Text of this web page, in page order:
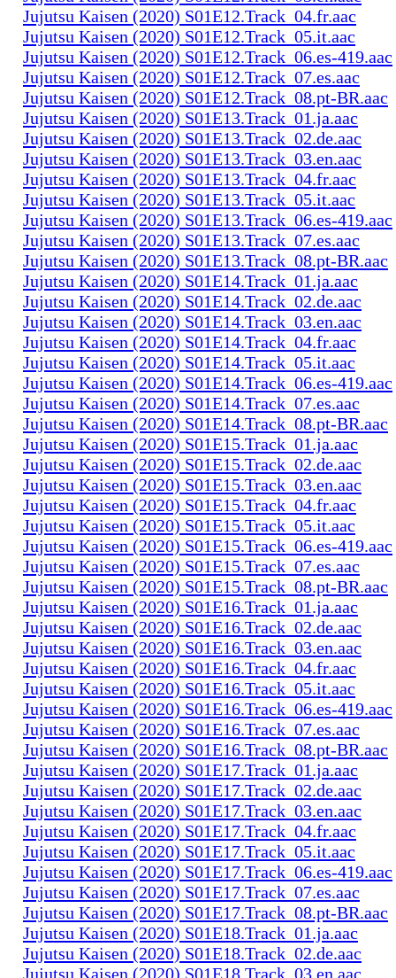
Jujutsu Kaisen (2020) S01E12.Track_04.fr.aac
Jujutsu Kaisen (2020) S01E12.Track_05.it.aac
Jujutsu Kaisen (2020) S01E12.Track_06.es-419.aac
Jujutsu Kaisen (2020) S01E12.Track_07.es.aac
Jujutsu Kaisen (2020) S01E12.Track_08.pt-BR.aac
Jujutsu Kaisen (2020) S01E13.Track_01.ja.aac
Jujutsu Kaisen (2020) S01E13.Track_02.de.aac
Jujutsu Kaisen (2020) S01E13.Track_03.en.aac
Jujutsu Kaisen (2020) S01E13.Track_04.fr.aac
Jujutsu Kaisen (2020) S01E13.Track_05.it.aac
Jujutsu Kaisen (2020) S01E13.Track_06.es-419.aac
Jujutsu Kaisen (2020) S01E13.Track_07.es.aac
Jujutsu Kaisen (2020) S01E13.Track_08.pt-BR.aac
Jujutsu Kaisen (2020) S01E14.Track_01.ja.aac
Jujutsu Kaisen (2020) S01E14.Track_02.de.aac
Jujutsu Kaisen (2020) S01E14.Track_03.en.aac
Jujutsu Kaisen (2020) S01E14.Track_04.fr.aac
Jujutsu Kaisen (2020) S01E14.Track_05.it.aac
Jujutsu Kaisen (2020) S01E14.Track_06.es-419.aac
Jujutsu Kaisen (2020) S01E14.Track_07.es.aac
Jujutsu Kaisen (2020) S01E14.Track_08.pt-BR.aac
Jujutsu Kaisen (2020) S01E15.Track_01.ja.aac
Jujutsu Kaisen (2020) S01E15.Track_02.de.aac
Jujutsu Kaisen (2020) S01E15.Track_03.en.aac
Jujutsu Kaisen (2020) S01E15.Track_04.fr.aac
Jujutsu Kaisen (2020) S01E15.Track_05.it.aac
Jujutsu Kaisen (2020) S01E15.Track_06.es-419.aac
Jujutsu Kaisen (2020) S01E15.Track_07.es.aac
Jujutsu Kaisen (2020) S01E15.Track_08.pt-BR.aac
Jujutsu Kaisen (2020) S01E16.Track_01.ja.aac
Jujutsu Kaisen (2020) S01E16.Track_02.de.aac
Jujutsu Kaisen (2020) S01E16.Track_03.en.aac
Jujutsu Kaisen (2020) S01E16.Track_04.fr.aac
Jujutsu Kaisen (2020) S01E16.Track_05.it.aac
Jujutsu Kaisen (2020) S01E16.Track_06.es-419.aac
Jujutsu Kaisen (2020) S01E16.Track_07.es.aac
Jujutsu Kaisen (2020) S01E16.Track_08.pt-BR.aac
Jujutsu Kaisen (2020) S01E17.Track_01.ja.aac
Jujutsu Kaisen (2020) S01E17.Track_02.de.aac
Jujutsu Kaisen (2020) S01E17.Track_03.en.aac
Jujutsu Kaisen (2020) S01E17.Track_04.fr.aac
Jujutsu Kaisen (2020) S01E17.Track_05.it.aac
Jujutsu Kaisen (2020) S01E17.Track_06.es-419.aac
Jujutsu Kaisen (2020) S01E17.Track_07.es.aac
Jujutsu Kaisen (2020) S01E17.Track_08.pt-BR.aac
Jujutsu Kaisen (2020) S01E18.Track_01.ja.aac
Jujutsu Kaisen (2020) S01E18.Track_02.de.aac
Jujutsu Kaisen (2020) S01E18.Track_03.en.aac